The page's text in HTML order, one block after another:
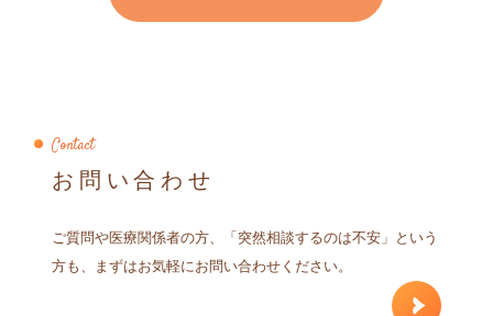
Contact
お問い合わせ
ご質問や医療関係者の方、「突然相談するのは不安」という
方も、まずはお気軽にお問い合わせください。